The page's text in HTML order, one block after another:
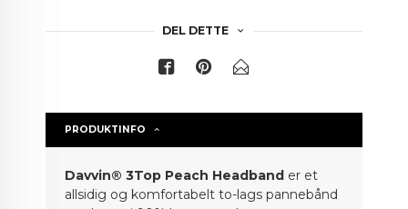
DEL DETTE
PRODUKTINFO
Davvin® 3Top Peach Headband er et
allsidig og komfortabelt to-lags pannebånd